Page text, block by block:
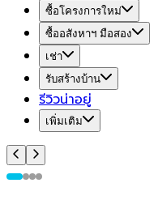
ซื้อโครงการใหม่
ซื้ออสังหาฯ มือสอง
เช่า
รับสร้างบ้าน
รีวิวน่าอยู่
เพิ่มเติม